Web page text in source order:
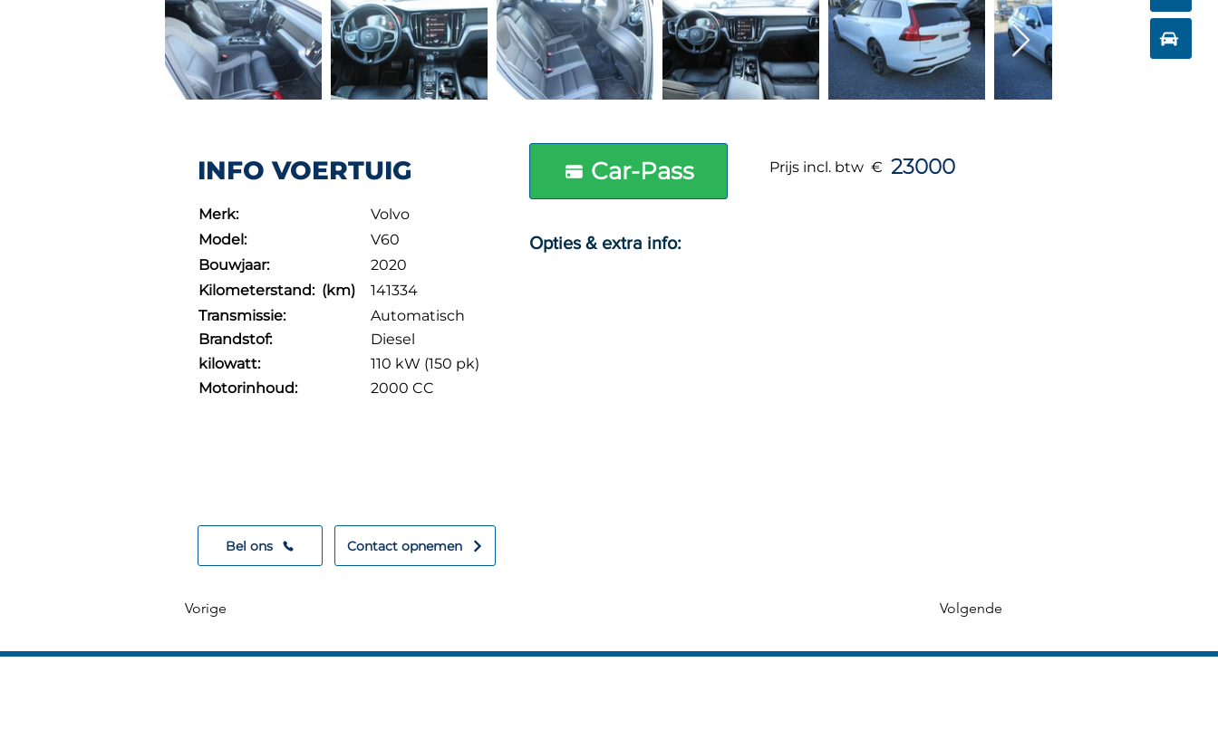
INFO VOERTUIG
Merk:
Volvo
Model:
V60
Bouwjaar:
2020
Kilometerstand: (km)
141334
Transmissie:
Automatisch
Brandstof:
Diesel
kilowatt:
110 kW (150 pk)
Motorinhoud:
2000 CC
Bel ons Contact opnemen
Vorige
Car-Pass Prijs incl. btw € 23000
Opties & extra info:
Volgende